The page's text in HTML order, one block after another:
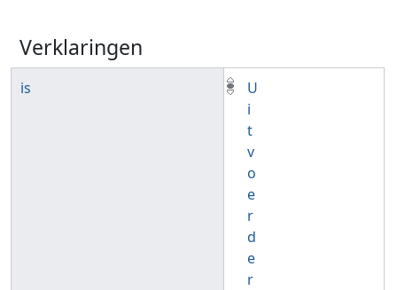
Verklaringen
is
U
i
t
v
o
e
r
d
e
r